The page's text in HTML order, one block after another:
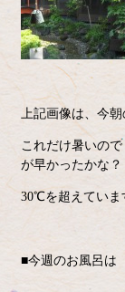
上記画像は、今
これだけ暑いの
が早かったかな？
30℃を超えていま
■今週のお風呂は